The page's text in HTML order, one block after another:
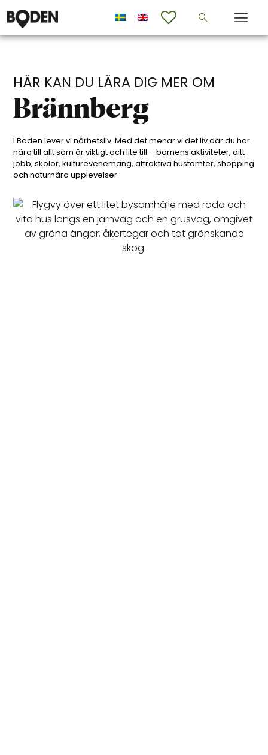
HÄR KAN DU LÄRA DIG MER OM
Brännberg
I Boden lever vi närhetsliv. Med det menar vi det liv där du har
nära till allt som är viktigt och lite till – barnens aktiviteter, ditt
jobb, skolor, kulturevenemang, attraktiva hustomter, shopping
och naturnära upplevelser.